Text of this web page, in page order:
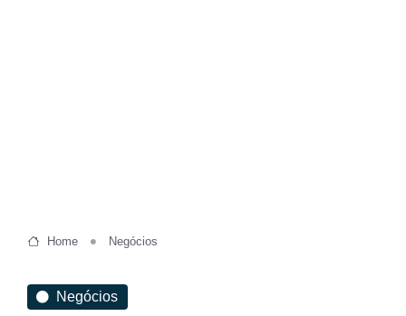
Home Negócios
Negócios